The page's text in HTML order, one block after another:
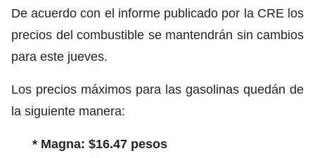
De acuerdo con el informe publicado por la CRE los
precios del combustible se mantendrán sin cambios
para este jueves.
Los precios máximos para las gasolinas quedán de
la siguiente manera:
* Magna: $16.47 pesos